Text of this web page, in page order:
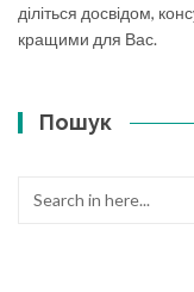
діліться досвідом,
кращими для Вас.
Пошук